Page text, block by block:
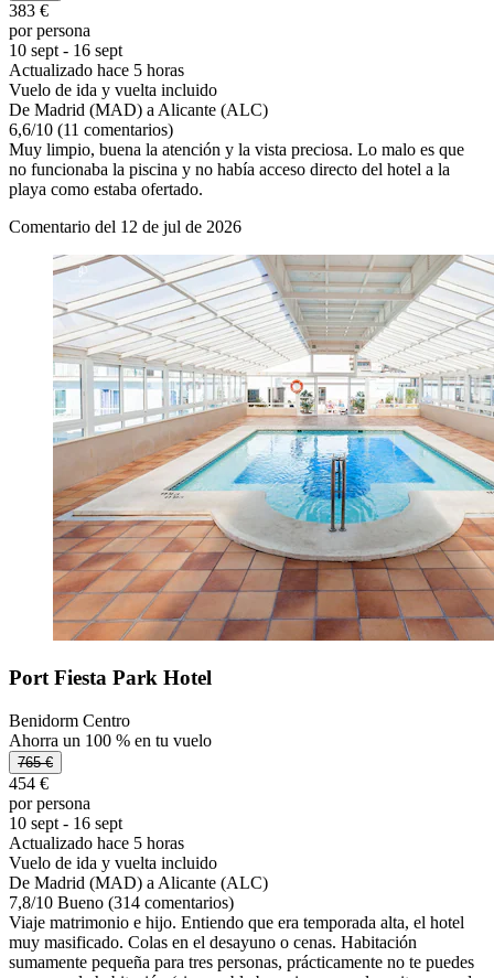
383 €
por persona
10 sept - 16 sept
Actualizado hace 5 horas
Vuelo de ida y vuelta incluido
De Madrid (MAD) a Alicante (ALC)
6,6/10 (11 comentarios)
Muy limpio, buena la atención y la vista preciosa. Lo malo es que
no funcionaba la piscina y no había acceso directo del hotel a la
playa como estaba ofertado.
Comentario del 12 de jul de 2026
Port Fiesta Park Hotel
Benidorm Centro
Ahorra un 100 % en tu vuelo
765 €
454 €
por persona
10 sept - 16 sept
Actualizado hace 5 horas
Vuelo de ida y vuelta incluido
De Madrid (MAD) a Alicante (ALC)
7,8/10 Bueno (314 comentarios)
Viaje matrimonio e hijo. Entiendo que era temporada alta, el hotel
muy masificado. Colas en el desayuno o cenas. Habitación
sumamente pequeña para tres personas, prácticamente no te puedes